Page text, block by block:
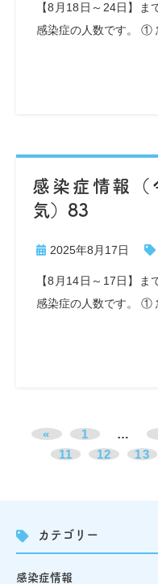
【8月18日～24日】ま
感染症の人数です。 ①
感染症情報（
気）83
2025年8月17日
【8月14日～17日】ま
感染症の人数です。 ①
« 1 …
11
12 13
カテゴリー
感染症情報